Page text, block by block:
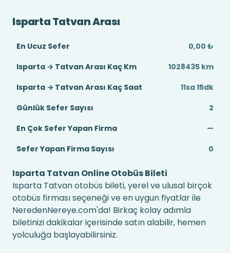
Isparta Tatvan Arası
En Ucuz Sefer
0,00 ₺
Isparta → Tatvan Arası Kaç Km
1028435 km
Isparta → Tatvan Arası Kaç Saat
11sa 15dk
Günlük Sefer Sayısı
2
En Çok Sefer Yapan Firma
—
Sefer Yapan Firma Sayısı
0
Isparta Tatvan Online Otobüs Bileti
Isparta Tatvan otobüs bileti, yerel ve ulusal birçok
otobüs firması seçeneği ve en uygun fiyatlar ile
NeredenNereye.com'da! Birkaç kolay adımla
biletinizi dakikalar içerisinde satın alabilir, hemen
yolculuğa başlayabilirsiniz.